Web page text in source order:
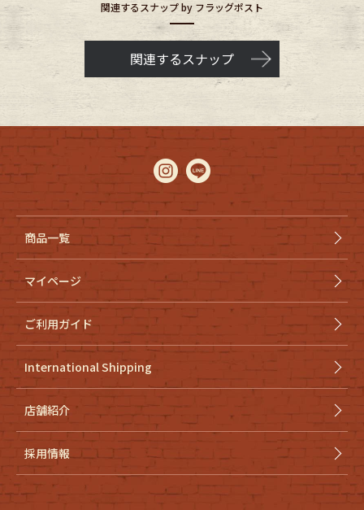
関連するスナップ by フラッグポスト
関連するスナップ
商品一覧
マイページ
ご利用ガイド
International Shipping
店舗紹介
採用情報